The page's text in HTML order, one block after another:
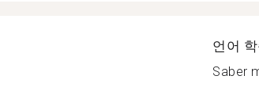
언어
Saber